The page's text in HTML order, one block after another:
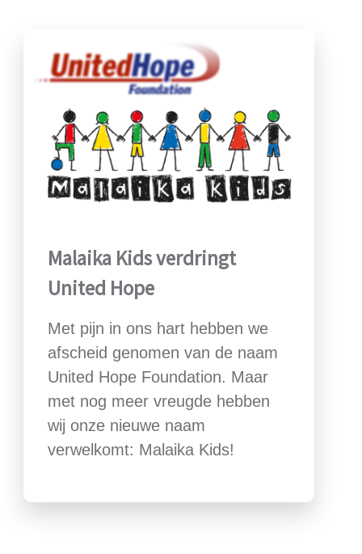
Malaika Kids verdringt
United Hope
Met pijn in ons hart hebben we
afscheid genomen van de naam
United Hope Foundation. Maar
met nog meer vreugde hebben
wij onze nieuwe naam
verwelkomt: Malaika Kids!